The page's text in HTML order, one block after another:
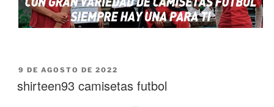
PUBLICADO
EL
9 DE AGOSTO DE 2022
shirteen93 camisetas futbol